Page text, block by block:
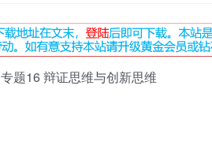
专题16 辩证思维与创新思维